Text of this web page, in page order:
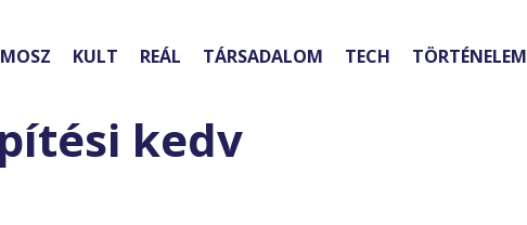
KULT REÁL TÁRSADALOM TECH TÖRTÉNELEM
kedv